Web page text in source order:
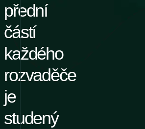
přední
částí
každého
rozvaděče
je
studený